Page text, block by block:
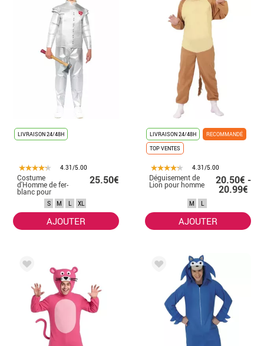
LIVRAISON 24/48H
4.31/5.00
Costume
d'Homme de fer-
blanc pour
hommes
25.50€
S M L XL
AJOUTER
LIVRAISON 24/48H
RECOMMANDÉ
TOP VENTES
4.31/5.00
Déguisement de
Lion pour homme 20.50€ -
20.99€
M L
AJOUTER